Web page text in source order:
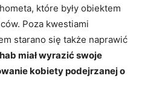
które były obiektem
Poza kwestiami
starano się także naprawić
miał wyrazić swoje
kobiety podejrzanej o